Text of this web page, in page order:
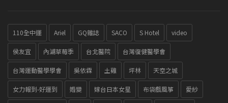
110全中運 Ariel GQ雜誌 SACO S Hotel video
侯友宜 內湖草莓季 台北醫院 台灣復健醫學會
台灣運動醫學學會 吳依霖 土雞 坪林 天空之城
女力報到-好運到 婚變 嫁台日本女星 布袋戲風箏 愛紗